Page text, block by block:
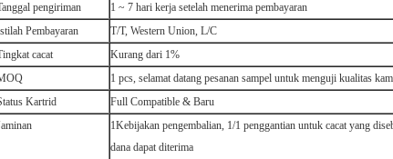
pengiriman
1 ~ 7 hari kerja setelah menerima pembayaran
Pembayaran
T/T, Western Union, L/C
cacat
Kurang dari 1%
1 pcs, selamat datang pesanan sampel untuk menguji kualitas
Kartrid
Full Compatible & Baru
1Kebijakan pengembalian, 1/1 penggantian untuk cacat yang
dana dapat diterima